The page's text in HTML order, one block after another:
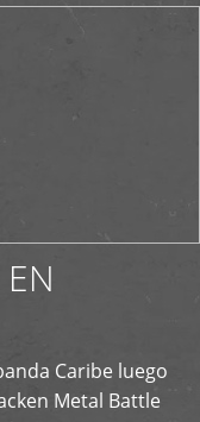
Caribe luego
Metal Battle